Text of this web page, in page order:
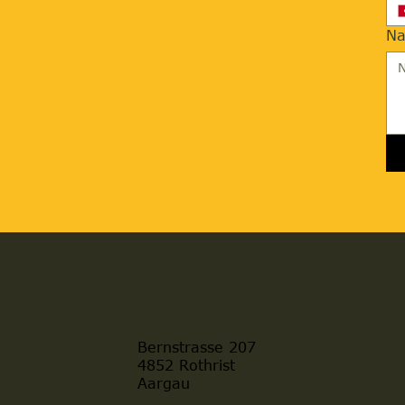
Bernstrasse 207
4852 Rothrist
Aargau